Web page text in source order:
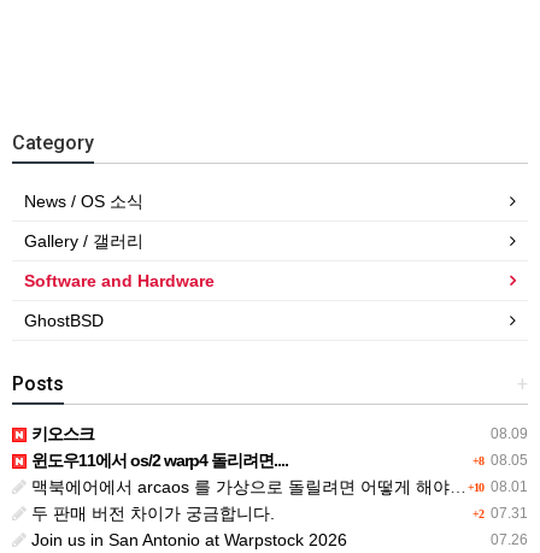
Category
News / OS 소식
Gallery / 갤러리
Software and Hardware
GhostBSD
+
Posts
08.09
키오스크
+8 08.05
윈도우11에서 os/2 warp4 돌리려면....
+10 08.01
맥북에어에서 arcaos 를 가상으로 돌릴려면 어떻게 해야 하는 지요?
+2 07.31
두 판매 버전 차이가 궁금합니다.
07.26
Join us in San Antonio at Warpstock 2026